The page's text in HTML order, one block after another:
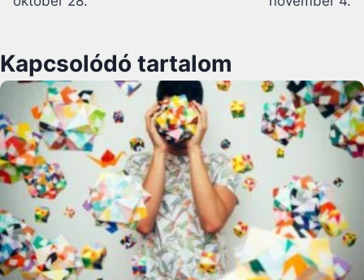
Kapcsolódó tartalom